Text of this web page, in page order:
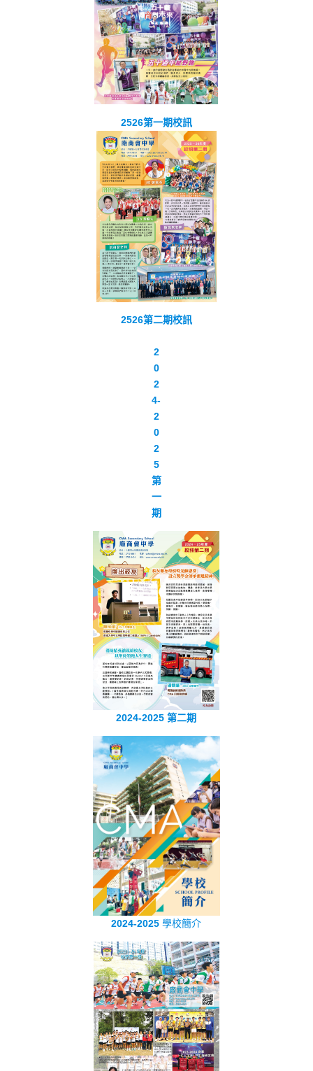
2526第一期校訊
2526第二期校訊
2
0
2
4-
2
0
2
5
第
一
期
2024-2025 第二期
2024-2025學校簡介